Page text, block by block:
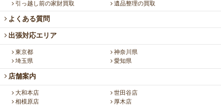
引っ越し前の家財買取 遺品整理の買取
よくある質問
出張対応エリア
東京都
神奈川県
埼玉県
愛知県
店舗案内
大和本店
世田谷店
相模原店
厚木店